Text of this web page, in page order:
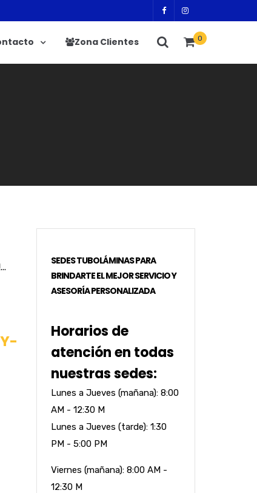
0
Zona Clientes
SEDES TUBOLÁMINAS PARA
BRINDARTE EL MEJOR SERVICIO Y
ASESORÍA PERSONALIZADA
Horarios de
atención en todas
nuestras sedes:
Lunes a Jueves (mañana): 8:00
AM - 12:30 M
Lunes a Jueves (tarde): 1:30
PM - 5:00 PM
Viernes (mañana): 8:00 AM -
12:30 M